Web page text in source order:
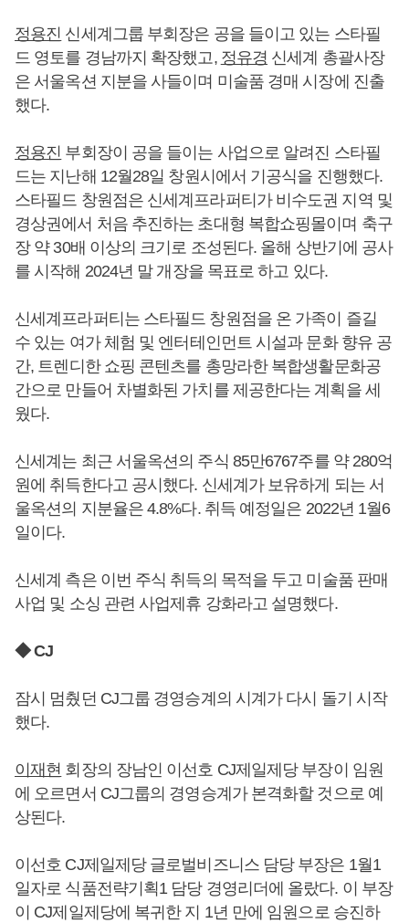
정용진 신세계그룹 부회장은 공을 들이고 있는 스타필
드 영토를 경남까지 확장했고, 정유경 신세계 총괄사장
은 서울옥션 지분을 사들이며 미술품 경매 시장에 진출
했다.
정용진 부회장이 공을 들이는 사업으로 알려진 스타필
드는 지난해 12월28일 창원시에서 기공식을 진행했다.
스타필드 창원점은 신세계프라퍼티가 비수도권 지역 및
경상권에서 처음 추진하는 초대형 복합쇼핑몰이며 축구
장 약 30배 이상의 크기로 조성된다. 올해 상반기에 공사
를 시작해 2024년 말 개장을 목표로 하고 있다.
신세계프라퍼티는 스타필드 창원점을 온 가족이 즐길
수 있는 여가 체험 및 엔터테인먼트 시설과 문화 향유 공
간, 트렌디한 쇼핑 콘텐츠를 총망라한 복합생활문화공
간으로 만들어 차별화된 가치를 제공한다는 계획을 세
웠다.
신세계는 최근 서울옥션의 주식 85만6767주를 약 280억
원에 취득한다고 공시했다. 신세계가 보유하게 되는 서
울옥션의 지분율은 4.8%다. 취득 예정일은 2022년 1월6
일이다.
신세계 측은 이번 주식 취득의 목적을 두고 미술품 판매
사업 및 소싱 관련 사업제휴 강화라고 설명했다.
◆ CJ
잠시 멈췄던 CJ그룹 경영승계의 시계가 다시 돌기 시작
했다.
이재현 회장의 장남인 이선호 CJ제일제당 부장이 임원
에 오르면서 CJ그룹의 경영승계가 본격화할 것으로 예
상된다.
이선호 CJ제일제당 글로벌비즈니스 담당 부장은 1월1
일자로 식품전략기획1 담당 경영리더에 올랐다. 이 부장
이 CJ제일제당에 복귀한 지 1년 만에 임원으로 승진하